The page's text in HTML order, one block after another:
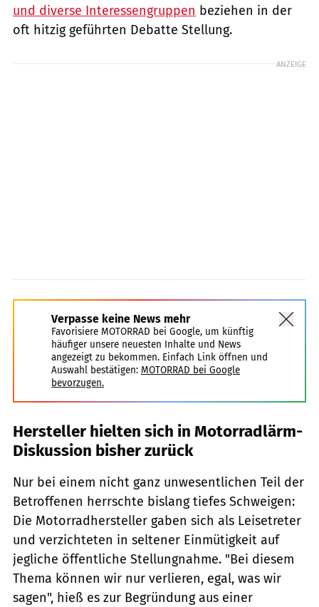
und diverse Interessengruppen beziehen in der
oft hitzig geführten Debatte Stellung.
ANZEIGE
Verpasse keine News mehr
Favorisiere MOTORRAD bei Google, um künftig
häufiger unsere neuesten Inhalte und News
angezeigt zu bekommen. Einfach Link öffnen und
Auswahl bestätigen: MOTORRAD bei Google
bevorzugen.
Hersteller hielten sich in Motorradlärm-
Diskussion bisher zurück
Nur bei einem nicht ganz unwesentlichen Teil der
Betroffenen herrschte bislang tiefes Schweigen:
Die Motorradhersteller gaben sich als Leisetreter
und verzichteten in seltener Einmütigkeit auf
jegliche öffentliche Stellungnahme. "Bei diesem
Thema können wir nur verlieren, egal, was wir
sagen", hieß es zur Begründung aus einer